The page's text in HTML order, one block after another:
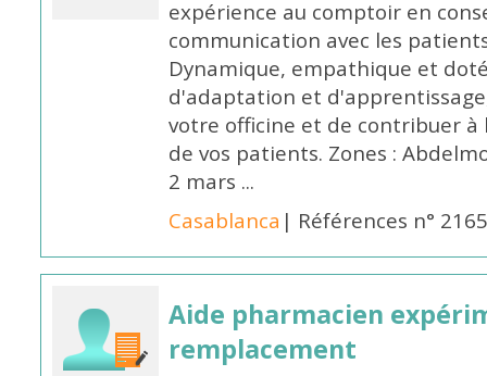
expérience au comptoir en
communication avec les
Dynamique, empathique et
d'adaptation et
votre officine et de contribuer
de vos patients. Zones :
2 mars ...
Casablanca | Références n°
Aide pharmacien
remplacement